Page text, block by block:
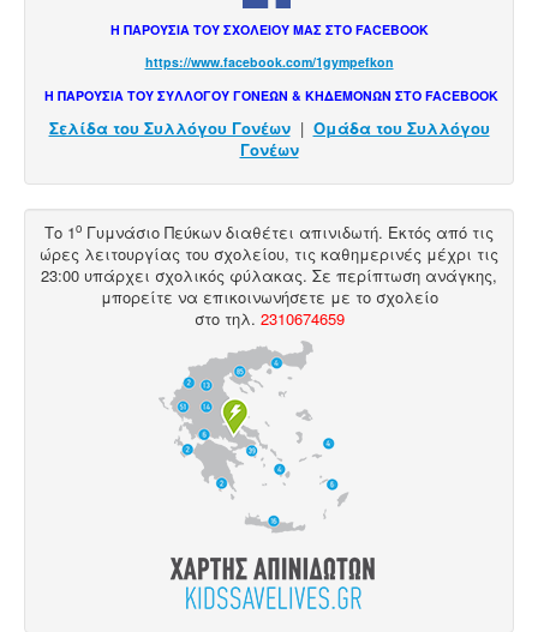
Η ΠΑΡΟΥΣΙΑ ΤΟΥ ΣΧΟΛΕΙΟΥ ΜΑΣ ΣΤΟ FACEBOOK
https://www.facebook.com/1gympefkon
Η ΠΑΡΟΥΣΙΑ ΤΟΥ ΣΥΛΛΟΓΟΥ ΓΟΝΕΩΝ & ΚΗΔΕΜΟΝΩΝ ΣΤΟ FACEBOOK
Σελίδα του Συλλόγου Γονέων| Ομάδα του Συλλόγου
Γονέων
Το 1ο Γυμνάσιο Πεύκων διαθέτει απινιδωτή. Εκτός από τις
ώρες λειτουργίας του σχολείου, τις καθημερινές μέχρι τις
23:00 υπάρχει σχολικός φύλακας. Σε περίπτωση ανάγκης,
μπορείτε να επικοινωνήσετε με το σχολείο
στο τηλ. 2310674659